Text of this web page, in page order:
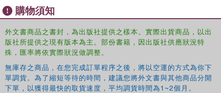
購物須知
外文書商品之書封，為出版社提供之樣本。實際出貨商品，以出
版社所提供之現有版本為主。部份書籍，因出版社供應狀況特
殊，匯率將依實際狀況做調整。
無庫存之商品，在您完成訂單程序之後，將以空運的方式為你下
單調貨。為了縮短等待的時間，建議您將外文書與其他商品分開
下單，以獲得最快的取貨速度，平均調貨時間為1~2個月。